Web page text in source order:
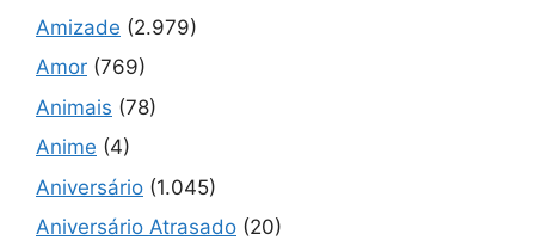
Amizade (2.979)
Amor (769)
Animais (78)
Anime (4)
Aniversário (1.045)
Aniversário Atrasado (20)